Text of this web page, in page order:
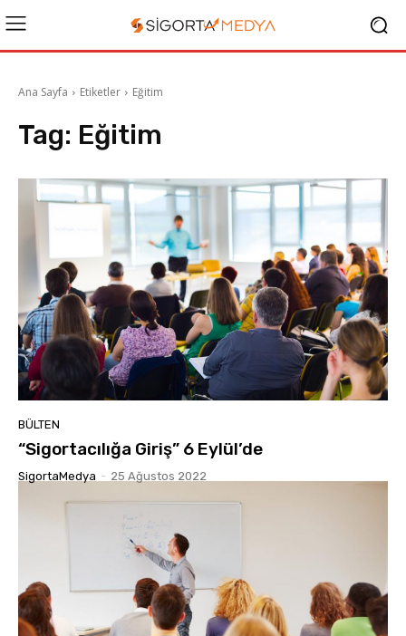
Ana Sayfa Etiketler Eğitim
Tag: Eğitim
BÜLTEN
“Sigortacılığa Giriş” 6 Eylül’de
SigortaMedya - 25 Ağustos 2022